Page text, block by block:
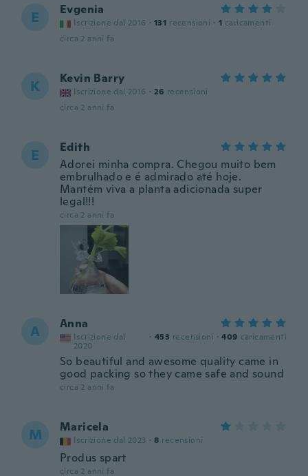
E Evgenia
Iscrizione dal 2016 · 131 recensioni · 1 caricamenti
circa 2 anni fa
K Kevin Barry
Iscrizione dal 2016 · 26 recensioni
circa 2 anni fa
E
Edith
Adorei minha compra. Chegou muito bem
embrulhado e é admirado até hoje.
Mantém viva a planta adicionada super
legal!!!
circa 2 anni fa
A Anna
Iscrizione dal
2020
· 453 recensioni · 409 caricamenti
So beautiful and awesome quality came in
good packing so they came safe and sound
circa 2 anni fa
M Maricela
Iscrizione dal 2023 · 8 recensioni
Produs spart
circa 2 anni fa